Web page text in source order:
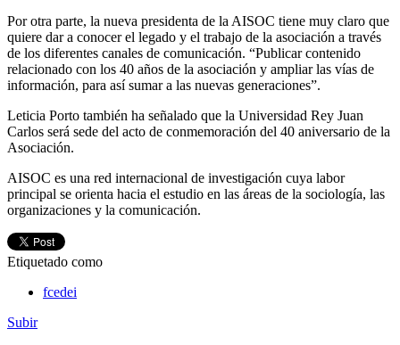
Por otra parte, la nueva presidenta de la AISOC tiene muy claro que
quiere dar a conocer el legado y el trabajo de la asociación a través
de los diferentes canales de comunicación. “Publicar contenido
relacionado con los 40 años de la asociación y ampliar las vías de
información, para así sumar a las nuevas generaciones”.
Leticia Porto también ha señalado que la Universidad Rey Juan
Carlos será sede del acto de conmemoración del 40 aniversario de la
Asociación.
AISOC es una red internacional de investigación cuya labor
principal se orienta hacia el estudio en las áreas de la sociología, las
organizaciones y la comunicación.
Etiquetado como
fcedei
Subir